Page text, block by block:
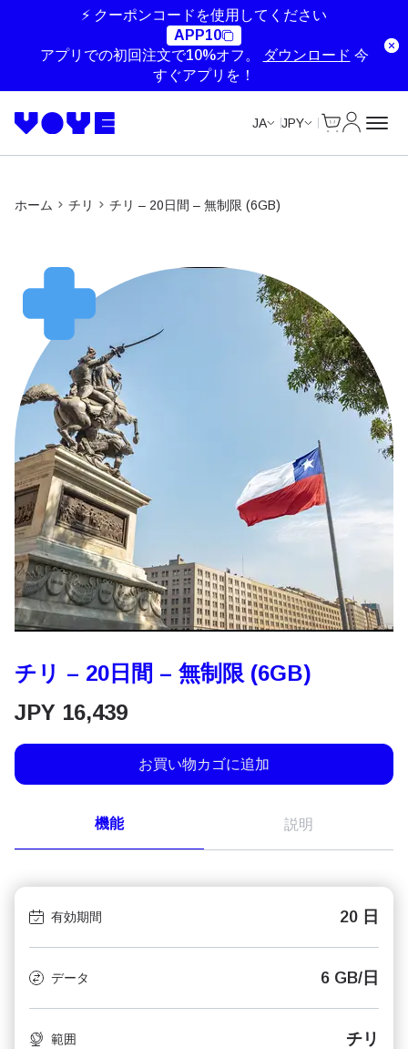
⚡ クーポンコードを使用してください
APP10
アプリでの初回注文で10%オフ。
ダウンロード 今
すぐアプリを！
JA JPY
ホーム チリ チリ – 20日間 – 無制限 (6GB)
チリ – 20日間 – 無制限 (6GB)
JPY 16,439
お買い物カゴに追加
機能 説明
有効期間 20 日
データ 6 GB/日
範囲 チリ
Unlimited Data
Unlimited Data
Unlimited Data
Unlimited Data